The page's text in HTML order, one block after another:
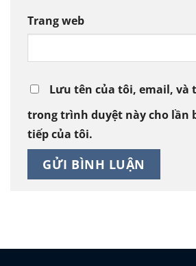
Trang web
Lưu tên của tôi, email, và
trong trình duyệt này cho lần
tiếp của tôi.